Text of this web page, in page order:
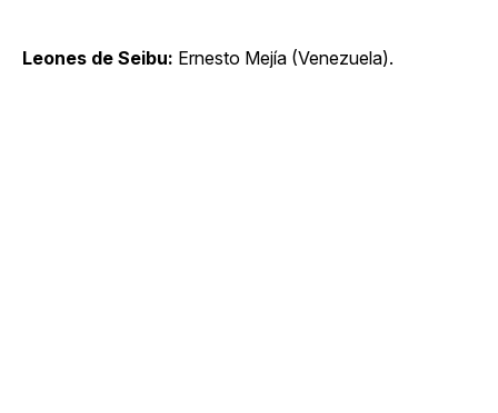
Leones de Seibu: Ernesto Mejía (Venezuela).